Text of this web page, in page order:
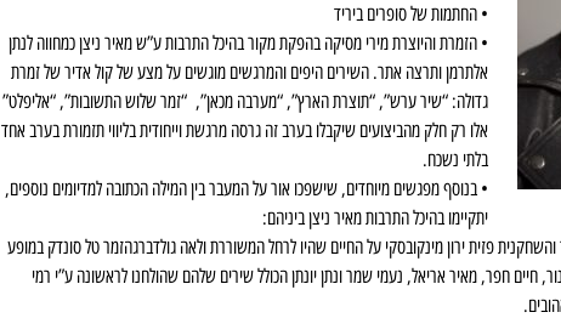
• החתמות של סופרים ביריד
• הזמרת והיוצרת מירי מסיקה בהפקת מקור בהיכל התרבות ע”ש מאיר ניצן כמחווה לנתן
אלתרמן ותרצה אתר. השירים היפים והמרגשים מוגשים על מצע של קול אדיר של זמרת
גדולה: “שיר ערש”, “תוצרת הארץ”, “מערבה מכאן”, “זמר שלוש התשובות”, “אליפלט”
אלו רק חלק מהביצועים שיקבלו בערב זה גרסה מרגשת וייחודית בליווי תזמורת בערב אחד
בלתי נשכח.
• בנוסף מפגשים מיוחדים, שישפכו אור על המעבר בין המילה הכתובה למדיומים נוספים,
יתקיימו בהיכל התרבות מאיר ניצן ביניהם:
פזית ירון מינקובסקי על החיים שהיו לרחל המשוררת ולאה גולדברגהזמר טל סונדק במופע
חיים חפר, מאיר אריאל, נעמי שמר ונתן יונתן הכולל שירים שלהם שהולחנו לראשונה ע”י רמי